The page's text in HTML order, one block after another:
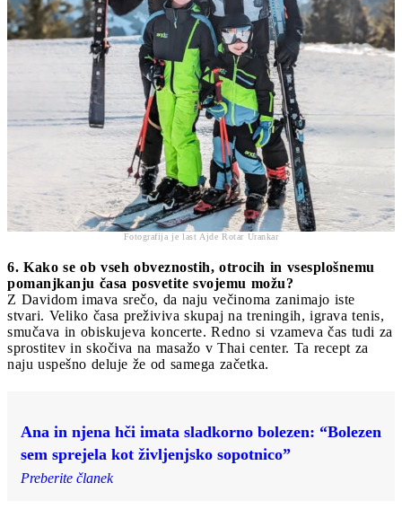
Fotografija je last Ajde Rotar Urankar
6. Kako se ob vseh obveznostih, otrocih in vsesplošnemu
pomanjkanju časa posvetite svojemu možu?
Z Davidom imava srečo, da naju večinoma zanimajo iste
stvari. Veliko časa preživiva skupaj na treningih, igrava tenis,
smučava in obiskujeva koncerte. Redno si vzameva čas tudi za
sprostitev in skočiva na masažo v Thai center. Ta recept za
naju uspešno deluje že od samega začetka.
Ana in njena hči imata sladkorno bolezen: “Bolezen
sem sprejela kot življenjsko sopotnico”
Preberite članek